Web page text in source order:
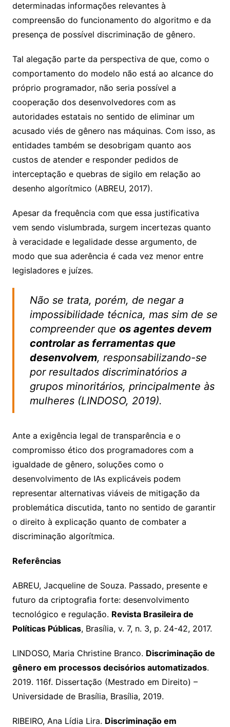
determinadas informações relevantes à
compreensão do funcionamento do algoritmo e da
presença de possível discriminação de gênero.
Tal alegação parte da perspectiva de que, como o
comportamento do modelo não está ao alcance do
próprio programador, não seria possível a
cooperação dos desenvolvedores com as
autoridades estatais no sentido de eliminar um
acusado viés de gênero nas máquinas. Com isso, as
entidades também se desobrigam quanto aos
custos de atender e responder pedidos de
interceptação e quebras de sigilo em relação ao
desenho algorítmico (ABREU, 2017).
Apesar da frequência com que essa justificativa
vem sendo vislumbrada, surgem incertezas quanto
à veracidade e legalidade desse argumento, de
modo que sua aderência é cada vez menor entre
legisladores e juízes.
Não se trata, porém, de negar a
impossibilidade técnica, mas sim de se
compreender que os agentes devem
controlar as ferramentas que
desenvolvem, responsabilizando-se
por resultados discriminatórios a
grupos minoritários, principalmente às
mulheres (LINDOSO, 2019).
Ante a exigência legal de transparência e o
compromisso ético dos programadores com a
igualdade de gênero, soluções como o
desenvolvimento de IAs explicáveis podem
representar alternativas viáveis de mitigação da
problemática discutida, tanto no sentido de garantir
o direito à explicação quanto de combater a
discriminação algorítmica.
Referências
ABREU, Jacqueline de Souza. Passado, presente e
futuro da criptografia forte: desenvolvimento
tecnológico e regulação. Revista Brasileira de
Políticas Públicas, Brasília, v. 7, n. 3, p. 24-42, 2017.
LINDOSO, Maria Christine Branco. Discriminação de
gênero em processos decisórios automatizados.
2019. 116f. Dissertação (Mestrado em Direito) –
Universidade de Brasília, Brasília, 2019.
RIBEIRO, Ana Lídia Lira. Discriminação em